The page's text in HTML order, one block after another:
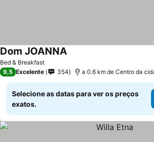
Bed & Breakfast
Dom JOANNA
9,5 Excelente 354 a 0.6 km de Centro da
Selecione as datas para ver os preços
exatos.